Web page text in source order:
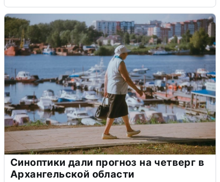
Синоптики дали прогноз на четверг в
Архангельской области